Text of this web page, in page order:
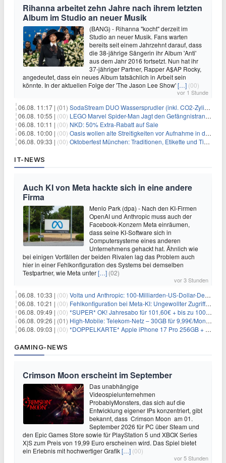
Rihanna arbeitet zehn Jahre nach ihrem letzten
Album im Studio an neuer Musik
(BANG) - Rihanna "kocht" derzeit im
Studio an neuer Musik. Fans warten
bereits seit einem Jahrzehnt darauf, dass
die 38-jährige Sängerin ihr Album 'Anti'
aus dem Jahr 2016 fortsetzt. Nun hat ihr
37-jähriger Partner, Rapper A$AP Rocky,
angedeutet, dass ein neues Album tatsächlich in Arbeit sein
könnte. In der aktuellen Folge der 'The Jason Lee Show'[…] (00)
vor 1 Stunde
06.08. 11:17 | (01) SodaStream DUO Wassersprudler (inkl. CO2-Zylinder) für 94€
06.08. 10:55 | (00) LEGO Marvel Spider-Man Jagt den Gefängnistransporter (76349) für 32,99€
06.08. 10:11 | (00) NKD: 50% Extra-Rabatt auf Sale
06.08. 10:00 | (00) Oasis wollen alte Streitigkeiten vor Aufnahme in die Rock and Roll Hall of Fame begraben
06.08. 09:33 | (00) Oktoberfest München: Traditionen, Etikette und Tipps für Gäste aus dem In- und Ausland
IT-NEWS
Auch KI von Meta hackte sich in eine andere
Firma
Menlo Park (dpa) - Nach den KI-Firmen
OpenAI und Anthropic muss auch der
Facebook-Konzern Meta einräumen,
dass seine KI-Software sich in
Computersysteme eines anderen
Unternehmens gehackt hat. Ähnlich wie
bei einigen Vorfällen der beiden Rivalen lag das Problem auch
hier in einer Fehlkonfiguration des Systems bei demselben
Testpartner, wie Meta unter[…] (02)
vor 3 Stunden
06.08. 10:33 | (00) Volta und Anthropic: 100-Milliarden-US-Dollar-Deal für KI-Rechenleistung
06.08. 10:21 | (00) Fehlkonfiguration bei Meta-KI: Ungewollter Zugriff auf fremde Systeme
06.08. 09:49 | (00) *SUPER* OK! Jahresabo für 101,60€ + bis zu 100€ Prämie
06.08. 09:26 | (01) High-Mobile: Telekom-Netz – 30GB für 9,99€/Monat / 80GB für 12,49€/Monat / 100GB für 19,99€/Monat (auch mtl. kündbar)
06.08. 09:03 | (00) *DOPPELKARTE* Apple iPhone 17 Pro 256GB + 80€ Online Bonus + 50GB 5G + Alles-Flat im Telekom-Netz für 44,94€/Monat – eff. 4,40€/Monat
GAMING-NEWS
Crimson Moon erscheint im September
Das unabhängige
Videospielunternehmen
ProbablyMonsters, das sich auf die
Entwicklung eigener IPs konzentriert, gibt
bekannt, dass Crimson Moon am 01.
September 2026 für PC über Steam und
den Epic Games Store sowie für PlayStation 5 und XBOX Series
X|S zum Preis von 19,99 Euro erscheinen wird. Das Spiel bietet
ein Erlebnis mit hochwertiger Grafik[…] (00)
vor 5 Stunden